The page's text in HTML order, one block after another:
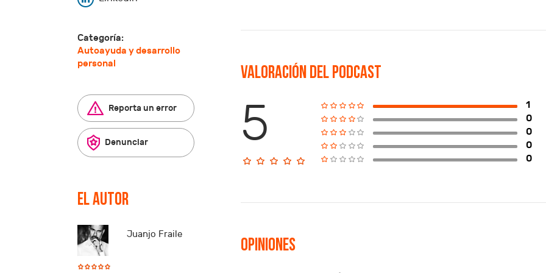
Valoración del podcast
5
1
0
0
0
0
Opiniones
Categoría:
Autoayuda y desarrollo
personal
Reporta un error
Denunciar
El autor
Juanjo Fraile